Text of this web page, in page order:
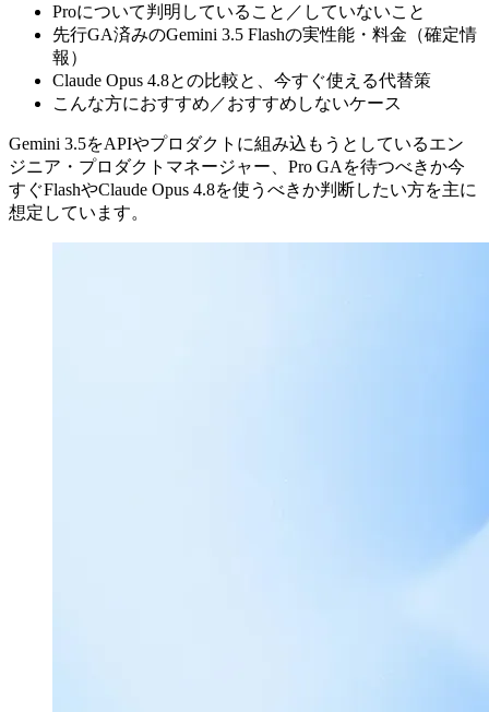
Proについて判明していること／していないこと
先行GA済みのGemini 3.5 Flashの実性能・料金（確定情
報）
Claude Opus 4.8との比較と、今すぐ使える代替策
こんな方におすすめ／おすすめしないケース
Gemini 3.5をAPIやプロダクトに組み込もうとしているエン
ジニア・プロダクトマネージャー、Pro GAを待つべきか今
すぐFlashやClaude Opus 4.8を使うべきか判断したい方を主に
想定しています。